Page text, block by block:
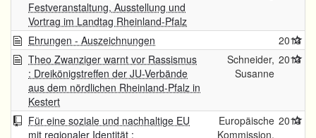
Festveranstaltung, Ausstellung und
Vortrag im Landtag Rheinland-Pfalz
Ehrungen - Auszeichnungen
2013
Theo Zwanziger warnt vor Rassismus
: Dreikönigstreffen der JU-Verbände
aus dem nördlichen Rheinland-Pfalz in
Kestert
Schneider,
Susanne
2013
Für eine soziale und nachhaltige EU
mit regionaler Identität :
Europäische
Kommission.
2013